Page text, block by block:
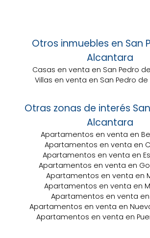
Otros inmuebles en San
Alcantara
Casas en venta en San Pedro
Villas en venta en San Pedro
Otras zonas de interés
Alcantara
Apartamentos en venta en
Apartamentos en venta en
Apartamentos en venta en
Apartamentos en venta en
Apartamentos en venta en
Apartamentos en venta en
Apartamentos en venta en
Apartamentos en venta en
Apartamentos en venta en